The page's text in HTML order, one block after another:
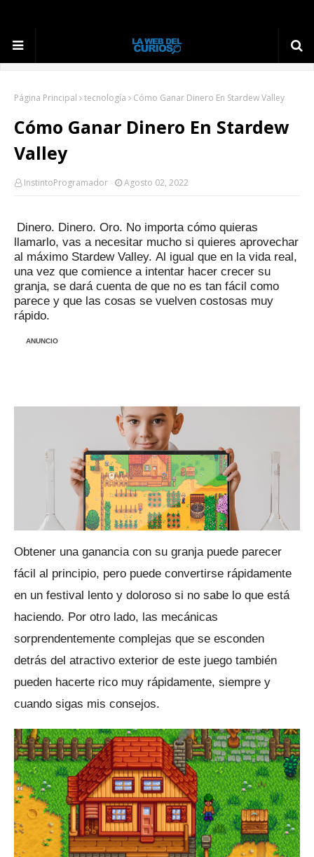
Página Principal tecnología Cómo Ganar Dinero En Stardew Valley
Cómo Ganar Dinero En Stardew
Valley
InstintoProgramador Agosto 02, 2022
Dinero. Dinero. Oro. No importa cómo quieras
llamarlo, vas a necesitar mucho si quieres aprovechar
al máximo Stardew Valley. Al igual que en la vida real,
una vez que comience a intentar hacer crecer su
granja, se dará cuenta de que no es tan fácil como
parece y que las cosas se vuelven costosas muy
rápido.
ANUNCIO
Obtener una ganancia con su granja puede parecer
fácil al principio, pero puede convertirse rápidamente
en un festival lento y doloroso si no sabe lo que está
haciendo. Por otro lado, las mecánicas
sorprendentemente complejas que se esconden
detrás del atractivo exterior de este juego también
pueden hacerte rico muy rápidamente, siempre y
cuando sigas mis consejos.